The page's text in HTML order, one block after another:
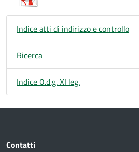
Indice atti di indirizzo e controllo
Ricerca
Indice O.d.g. XI leg.
Contatti